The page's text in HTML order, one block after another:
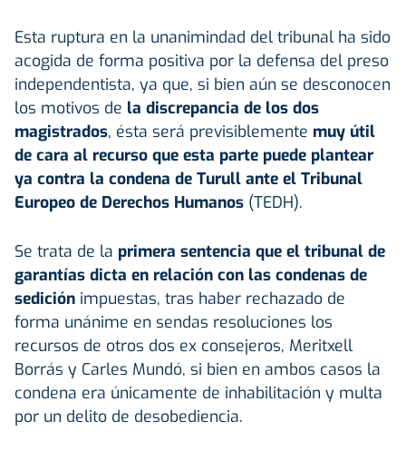
Esta ruptura en la unanimindad del tribunal ha sido
acogida de forma positiva por la defensa del preso
independentista, ya que, si bien aún se desconocen
los motivos de la discrepancia de los dos
magistrados, ésta será previsiblemente muy útil
de cara al recurso que esta parte puede plantear
ya contra la condena de Turull ante el Tribunal
Europeo de Derechos Humanos (TEDH).
Se trata de la primera sentencia que el tribunal de
garantías dicta en relación con las condenas de
sedición impuestas, tras haber rechazado de
forma unánime en sendas resoluciones los
recursos de otros dos ex consejeros, Meritxell
Borrás y Carles Mundó, si bien en ambos casos la
condena era únicamente de inhabilitación y multa
por un delito de desobediencia.